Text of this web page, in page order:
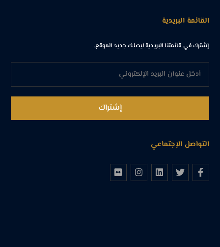
القائمة البريدية
إشترك في قائمتنا البريدية ليصلك جديد الموقع.
التواصل الإجتماعي